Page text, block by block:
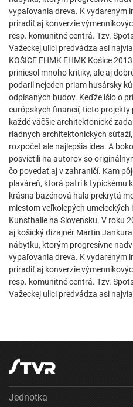
vypaľovania dreva. K vydareným
priradiť aj konverzie
resp. komunitné centrá. Tzv.
Važeckej ulici predvádza asi
KOŠICE EHMK EHMK Košice
priniesol mnoho kritiky, ale aj
podaril nejeden priam husársky
odpísaných budov. Keďže išlo o
európskych financií, tieto projekty
každé väčšie architektonické
riadnych architektonických
rozpočet ale najlepšia idea. A
posvietili na autorov so
čo povedať aj v zahraničí. Kam
plaváreň, ktorá patrí k typickému
krásna bazénová hala prekrytá
miestom veľkolepých
Kunsthalle na Slovensku. V roku
aj košický dizajnér Martin
nábytku, ktorým progresívne
vypaľovania dreva. K vydareným
priradiť aj konverzie
resp. komunitné centrá. Tzv.
Važeckej ulici predvádza asi
Jednotka